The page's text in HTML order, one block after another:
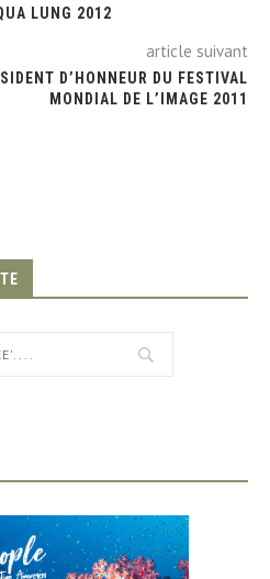
LUNG 2012
article suivant
D’HONNEUR DU FESTIVAL
MONDIAL DE L’IMAGE 2011